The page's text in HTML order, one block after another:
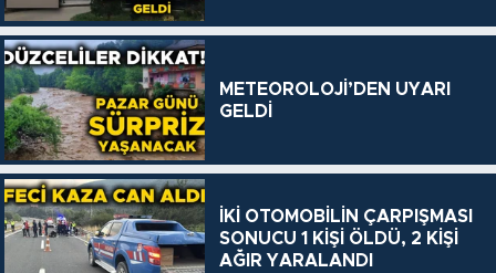
METEOROLOJİ’DEN UYARI
GELDİ
İKİ OTOMOBİLİN ÇARPIŞMASI
SONUCU 1 KİŞİ ÖLDÜ, 2 KİŞİ
AĞIR YARALANDI